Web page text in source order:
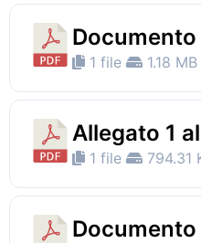
1 file 1.18 MB
Allegato 1
1 file 794.31